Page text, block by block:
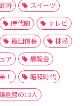
将
スイーツ
時代劇
テレビ
織田信長
抹茶
ア
展覧会
！
昭和時代
倉殿の13人